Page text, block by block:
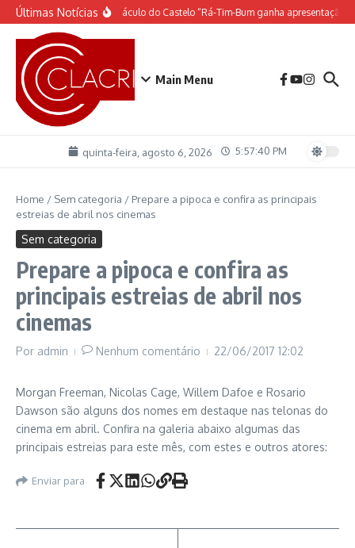
Ir para o conteúdo
Últimas NotíciasO espetáculo do Castelo “Rá-Tim-Bum ganha apresentação
Main Menu
quinta-feira, agosto 6, 2026 5:57:40 PM
Home / Sem categoria / Prepare a pipoca e confira as principais
estreias de abril nos cinemas
Sem categoria
Prepare a pipoca e confira as
principais estreias de abril nos
cinemas
Por admin Nenhum comentário 22/06/2017 12:02
Morgan Freeman, Nicolas Cage, Willem Dafoe e Rosario
Dawson são alguns dos nomes em destaque nas telonas do
cinema em abril. Confira na galeria abaixo algumas das
principais estreias para este mês, com estes e outros atores:
Enviar para